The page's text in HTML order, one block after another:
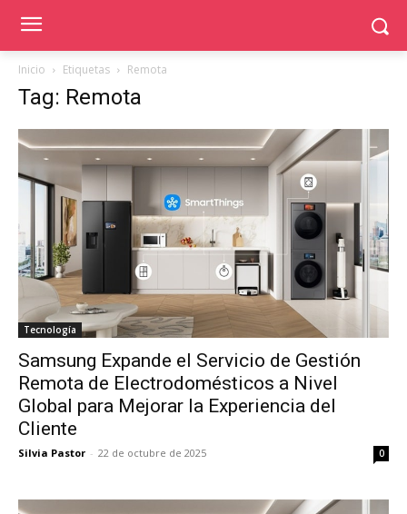
Inicio Etiquetas Remota
Tag: Remota
Tecnología
Samsung Expande el Servicio de Gestión
Remota de Electrodomésticos a Nivel
Global para Mejorar la Experiencia del
Cliente
Silvia Pastor - 22 de octubre de 2025 0